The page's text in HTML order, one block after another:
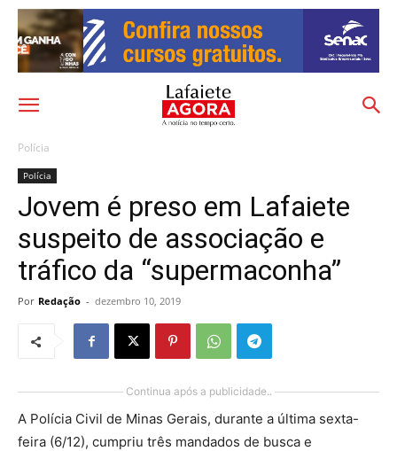
Polícia
Polícia
Jovem é preso em Lafaiete
suspeito de associação e
tráfico da “supermaconha”
Por Redação - dezembro 10, 2019
Continua após a publicidade..
A Polícia Civil de Minas Gerais, durante a última sexta-
feira (6/12), cumpriu três mandados de busca e